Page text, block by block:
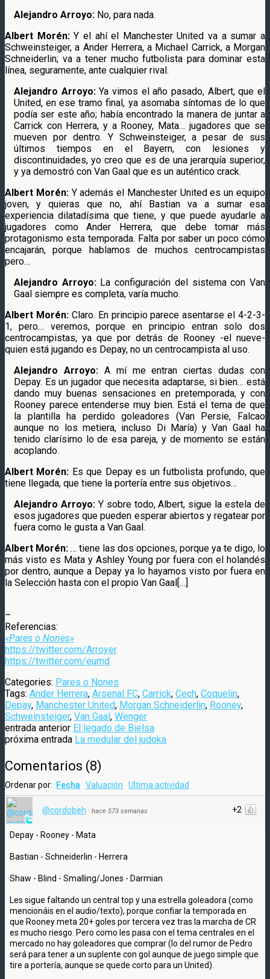
Alejandro Arroyo: No, para nada.
Albert Morén:Y el ahí el Manchester United va a sumar a
Schweinsteiger, a Ander Herrera, a Michael Carrick, a Morgan
Schneiderlin; va a tener mucho futbolista para dominar esta
línea, seguramente, ante cualquier rival.
Alejandro Arroyo:Ya vimos el año pasado, Albert, que el
United, en ese tramo final, ya asomaba síntomas de lo que
podía ser este año; había encontrado la manera de juntar a
Carrick con Herrera, y a Rooney, Mata… jugadores que se
mueven por dentro. Y Schweinsteiger, a pesar de sus
últimos tiempos en el Bayern, con lesiones y
discontinuidades, yo creo que es de una jerarquía superior,
y ya demostró con Van Gaal que es un auténtico crack.
Albert Morén:Y además el Manchester United es un equipo
joven, y quieras que no, ahí Bastian va a sumar esa
experiencia dilatadísima que tiene, y que puede ayudarle a
jugadores como Ander Herrera, que debe tomar más
protagonismo esta temporada. Falta por saber un poco cómo
encajarán, porque hablamos de muchos centrocampistas
pero…
Alejandro Arroyo:La configuración del sistema con Van
Gaal siempre es completa, varía mucho.
Albert Morén:Claro. En principio parece asentarse el 4-2-3-
1, pero… veremos, porque en principio entran solo dos
centrocampistas, ya que por detrás de Rooney -el nueve-
quien está jugando es Depay, no un centrocampista al uso.
Alejandro Arroyo:A mí me entran ciertas dudas con
Depay. Es un jugador que necesita adaptarse, si bien… está
dando muy buenas sensaciones en pretemporada, y con
Rooney parece entenderse muy bien. Está el tema de que
la plantilla ha perdido goleadores (Van Persie, Falcao
aunque no los metiera, incluso Di María) y Van Gaal ha
tenido clarísimo lo de esa pareja, y de momento se están
acoplando.
Albert Morén: Es que Depay es un futbolista profundo, que
tiene llegada, que tiene la portería entre sus objetivos…
Alejandro Arroyo:Y sobre todo, Albert, sigue la estela de
esos jugadores que pueden esperar abiertos y regatear por
fuera como le gusta a Van Gaal.
Albert Morén: … tiene las dos opciones, porque ya te digo, lo
más visto es Mata y Ashley Young por fuera con el holandés
por dentro, aunque a Depay ya lo hayamos visto por fuera en
la Selección hasta con el propio Van Gaal[…]
–
Referencias:
«Pares o Nones»
https://twitter.com/Arroyer
https://twitter.com/eumd
Categories: Pares o Nones
Tags: Ander Herrera, Arsenal FC, Carrick, Cech, Coquelin,
Depay, Manchester United, Morgan Schneiderlin, Rooney,
Schweinsteiger, Van Gaal, Wenger
entrada anterior El legado de Bielsa
próxima entrada La medular del judoka
Comentarios (8)
Ordenar por: Fecha Valuación Ultima actividad
+2
@cordobeh · hace 573 semanas
Depay - Rooney - Mata
Bastian - Schneiderlin - Herrera
Shaw - Blind - Smalling/Jones - Darmian
Les sigue faltando un central top y una estrella goleadora (como
mencionáis en el audio/texto), porque confiar la temporada en
que Rooney meta 20+ goles por tercera vez tras la marcha de CR
es mucho riesgo. Pero como les pasa con el tema centrales en el
mercado no hay goleadores que comprar (lo del rumor de Pedro
será para tener a un suplente con gol aunque de juego simple que
tire a portería, aunque se quede corto para un United).